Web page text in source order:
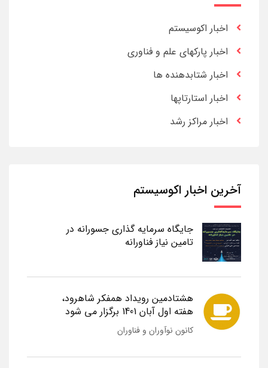
اخبار اکوسیستم
اخبار پارکهای علم و فناوری
اخبار شتابدهنده ها
اخبار استارتاپها
اخبار مراکز رشد
آخرین اخبار اکوسیستم
جایگاه سرمایه گذاری جسورانه در
تامین نیاز فناورانه
هشتادمین رویداد همفکر شاهرود،
هفته اول آبان 1401 برگزار می شود
کانون نوآوران و فناوران